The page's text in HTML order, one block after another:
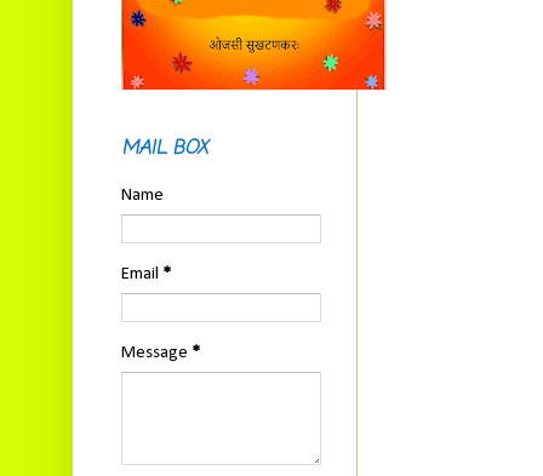
MAIL BOX
Name
Email *
Message *